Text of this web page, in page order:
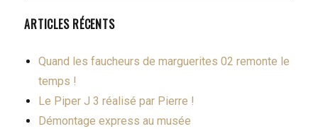
ARTICLES RÉCENTS
Quand les faucheurs de marguerites 02 remonte le
temps !
Le Piper J 3 réalisé par Pierre !
Démontage express au musée